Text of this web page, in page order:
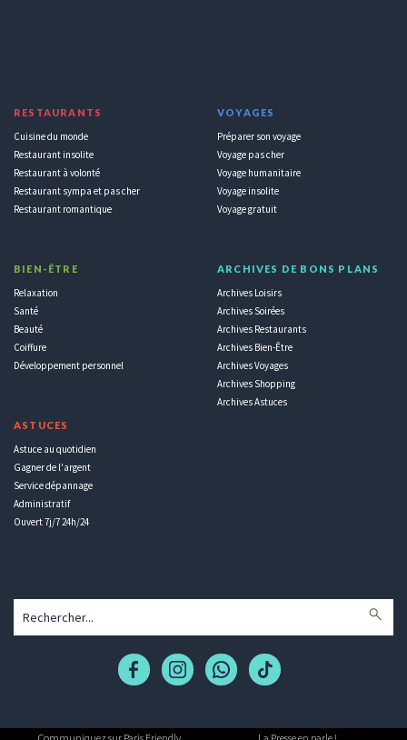
RESTAURANTS
Cuisine du monde
Restaurant insolite
Restaurant à volonté
Restaurant sympa et pas cher
Restaurant romantique
BIEN-ÊTRE
Relaxation
Santé
Beauté
Coiffure
Développement personnel
ASTUCES
Astuce au quotidien
Gagner de l'argent
Service dépannage
Administratif
Ouvert 7j/7 24h/24
VOYAGES
Préparer son voyage
Voyage pas cher
Voyage humanitaire
Voyage insolite
Voyage gratuit
ARCHIVES DE BONS PLANS
Archives Loisirs
Archives Soirées
Archives Restaurants
Archives Bien-Être
Archives Voyages
Archives Shopping
Archives Astuces